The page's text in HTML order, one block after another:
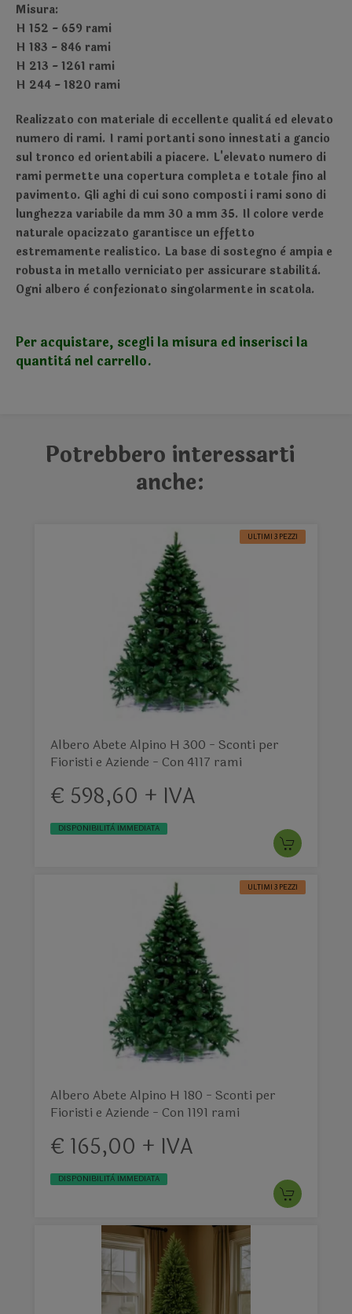
Misura:
H 152 - 659 rami
H 183 - 846 rami
H 213 - 1261 rami
H 244 - 1820 rami
Realizzato con materiale di eccellente qualità ed elevato
numero di rami. I rami portanti sono innestati a gancio
sul tronco ed orientabili a piacere. L'elevato numero di
rami permette una copertura completa e totale fino al
pavimento. Gli aghi di cui sono composti i rami sono di
lunghezza variabile da mm 30 a mm 35. Il colore verde
naturale opacizzato garantisce un effetto
estremamente realistico. La base di sostegno è ampia e
robusta in metallo verniciato per assicurare stabilità.
Ogni albero è confezionato singolarmente in scatola.
Per acquistare, scegli la misura ed inserisci la
quantità nel carrello.
Potrebbero interessarti
anche:
ULTIMI 3 PEZZI
Albero Abete Alpino H 300 - Sconti per
Fioristi e Aziende - Con 4117 rami
€ 598,60 + IVA
DISPONIBILITÀ IMMEDIATA
ULTIMI 3 PEZZI
Albero Abete Alpino H 180 - Sconti per
Fioristi e Aziende - Con 1191 rami
€ 165,00 + IVA
DISPONIBILITÀ IMMEDIATA